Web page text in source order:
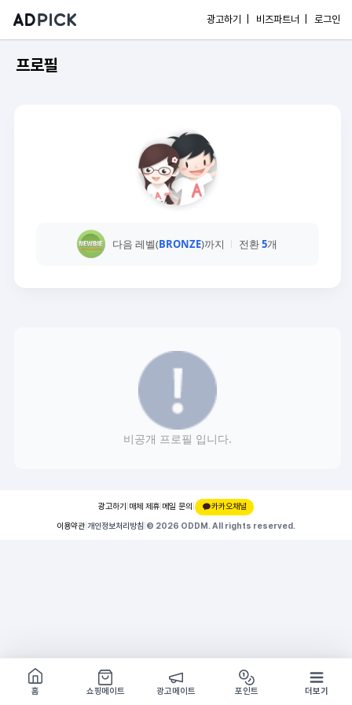
광고하기 | 비즈파트너 | 로그인
프로필
다음 레벨(BRONZE)까지 전환5개
비공개 프로필 입니다.
광고하기 매체 제휴 메일 문의 |
카카오채널
이용약관 개인정보처리방침 © 2026 ODDM. All rights reserved.
쇼핑몰 구경하기
방문시 1G
홈
쇼핑메이트 광고메이트 포인트 더보기